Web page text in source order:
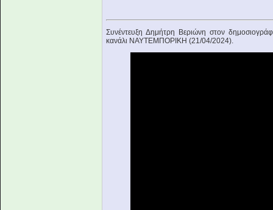
Συνέντευξη Δημήτρη Βεριώνη στον
κανάλι ΝΑΥΤΕΜΠΟΡΙΚΗ (21/04/2024).